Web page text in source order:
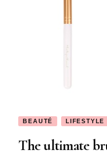
BEAUTÉ LIFESTYLE
The ultimate